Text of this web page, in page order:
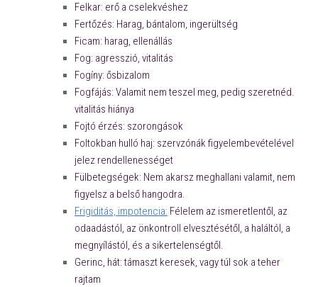
Felkar: erő a cselekvéshez
Fertőzés: Harag, bántalom, ingerültség
Ficam: harag, ellenállás
Fog: agresszió, vitalitás
Fogíny: ősbizalom
Fogfájás: Valamit nem teszel meg, pedig szeretnéd.
vitalitás hiánya
Fojtó érzés: szorongások
Foltokban hulló haj: szervzónák figyelembevételével
jelez rendellenességet
Fülbetegségek: Nem akarsz meghallani valamit, nem
figyelsz a belső hangodra.
Frigiditás, impotencia: Félelem az ismeretlentől, az
odaadástól, az önkontroll elvesztésétől, a haláltól, a
megnyílástól, és a sikertelenségtől.
Gerinc, hát: támaszt keresek, vagy túl sok a teher
rajtam